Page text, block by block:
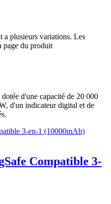
a plusieurs variations. Les
page du produit
d'une capacité de 20 000
d'un indicateur digital et de
Compatible 3-